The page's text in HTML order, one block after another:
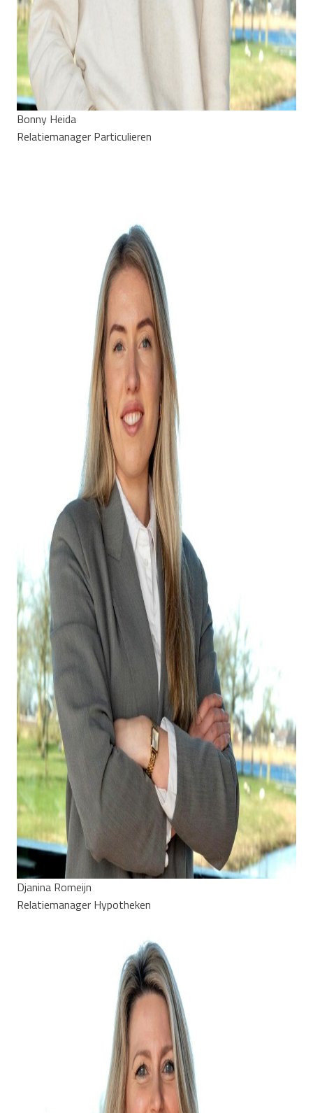
Bonny Heida
Relatiemanager Particulieren
Djanina Romeijn
Relatiemanager Hypotheken